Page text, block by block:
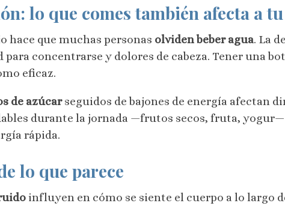
lo que comes también afecta a
hace que muchas personas olviden beber agua. La
concentrarse y dolores de cabeza. Tener una
eficaz.
de azúcarseguidos de bajones de energía afectan
durante la jornada —frutos secos, fruta,
rápida.
lo que parece
influyen en cómo se siente el cuerpo a lo largo